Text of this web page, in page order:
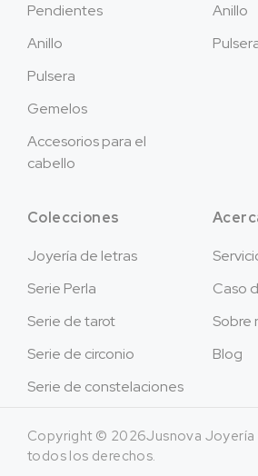
Pendientes
Anillo
Pulsera
Gemelos
Accesorios para el
cabello
Anillo
Colecciones
Joyería de letras
Serie Perla
Serie de tarot
Serie de circonio
Serie de constelaciones
Caso
Sobre
Blog
Copyright © 2026Jusnova Joyería
todos los derechos.